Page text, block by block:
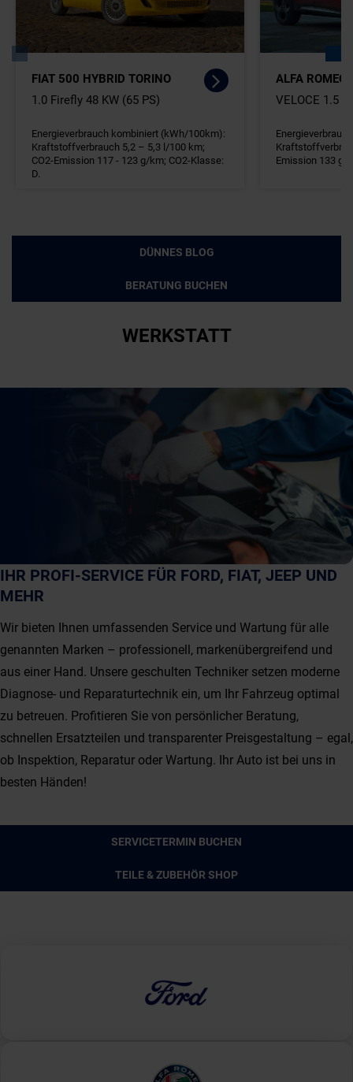
FIAT 500 HYBRID TORINO
1.0 Firefly 48 KW (65 PS)
Energieverbrauch kombiniert (kWh/100km):
Kraftstoffverbrauch 5,2 – 5,3 l/100 km;
CO2-Emission 117 - 123 g/km; CO2-Klasse:
D.
ALFA ROMEO
VELOCE 1.5 VGT 48V-
Emission 133 g/
DÜNNES BLOG
BERATUNG BUCHEN
WERKSTATT
IHR PROFI-SERVICE FÜR FORD, FIAT, JEEP UND
MEHR
Wir bieten Ihnen umfassenden Service und Wartung für alle
genannten Marken – professionell, markenübergreifend und
aus einer Hand. Unsere geschulten Techniker setzen moderne
Diagnose- und Reparaturtechnik ein, um Ihr Fahrzeug optimal
zu betreuen. Profitieren Sie von persönlicher Beratung,
schnellen Ersatzteilen und transparenter Preisgestaltung – egal,
ob Inspektion, Reparatur oder Wartung. Ihr Auto ist bei uns in
besten Händen!
SERVICETERMIN BUCHEN
TEILE & ZUBEHÖR SHOP